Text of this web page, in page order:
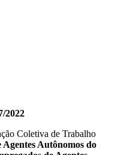
2022
Coletiva de Trabalho
Agentes Autônomos do